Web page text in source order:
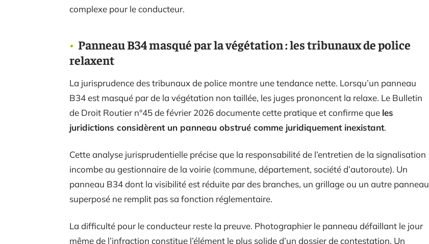
complexe pour le conducteur.
Panneau B34 masqué par la végétation : les tribunaux de police
relaxent
La jurisprudence des tribunaux de police montre une tendance nette. Lorsqu’un panneau
B34 est masqué par de la végétation non taillée, les juges prononcent la relaxe. Le Bulletin
de Droit Routier n°45 de février 2026 documente cette pratique et confirme que les
juridictions considèrent un panneau obstrué comme juridiquement inexistant.
Cette analyse jurisprudentielle précise que la responsabilité de l’entretien de la signalisation
incombe au gestionnaire de la voirie (commune, département, société d’autoroute). Un
panneau B34 dont la visibilité est réduite par des branches, un grillage ou un autre panneau
superposé ne remplit pas sa fonction réglementaire.
La difficulté pour le conducteur reste la preuve. Photographier le panneau défaillant le jour
même de l’infraction constitue l’élément le plus solide d’un dossier de contestation. Un